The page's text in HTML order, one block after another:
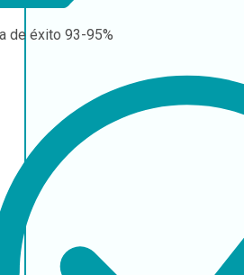
de éxito 93-95%